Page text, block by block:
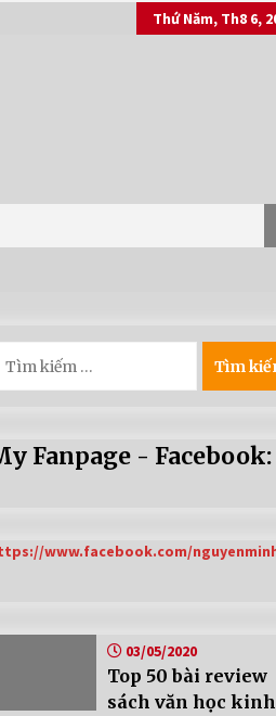
Thứ Năm, Th8 6,
Fanpage - Facebook:
www.facebook.com/
03/05/2020
Top 50 bài review
sách văn học kinh